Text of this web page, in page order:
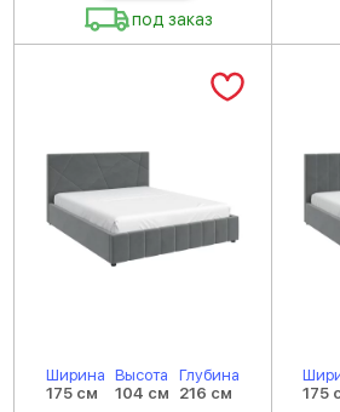
под заказ
Ширина
175 см
Высота
104 см
Глубина
216 см
175